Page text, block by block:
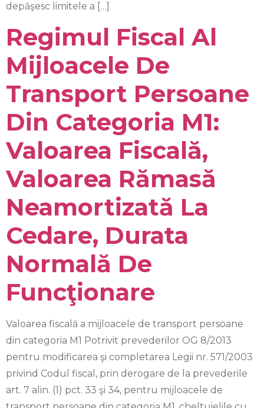
depăşesc limitele a […]
Regimul Fiscal Al
Mijloacele De
Transport Persoane
Din Categoria M1:
Valoarea Fiscală,
Valoarea Rămasă
Neamortizată La
Cedare, Durata
Normală De
Funcţionare
Valoarea fiscală a mijloacele de transport persoane
din categoria M1 Potrivit prevederilor OG 8/2013
pentru modificarea şi completarea Legii nr. 571/2003
privind Codul fiscal, prin derogare de la prevederile
art. 7 alin. (1) pct. 33 şi 34, pentru mijloacele de